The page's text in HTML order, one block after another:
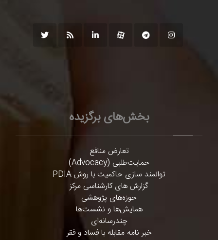
بخش‌های برگزیده
تعارض منافع
حمایت‌طلبی (Advocacy)
توانمند سازی حاکمیت با روش PDIA
گزارش های کارشناسی مرکز
حوزه‌های پژوهشی
همایش‌ها و نشست‌ها
چندرسانه‌ای
خبر نامه مقابله با فساد و فقر